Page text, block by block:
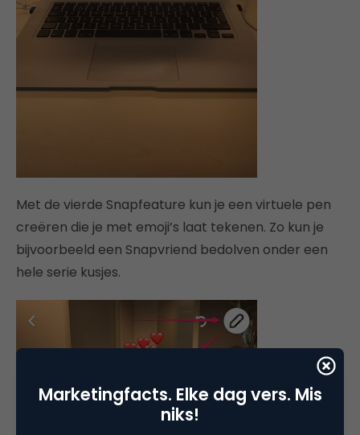
Met de vierde Snapfeature kun je een virtuele pen
creëren die je met emoji’s laat tekenen. Zo kun je
bijvoorbeeld een Snapvriend bedolven onder een
hele serie kusjes.
Marketingfacts. Elke dag vers. Mis
niks!